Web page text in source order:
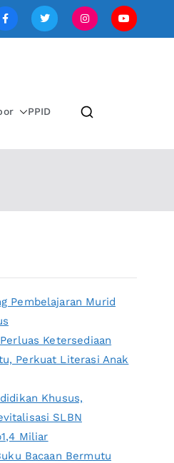
PPID
Pembelajaran Murid
Ketersediaan
Perkuat Literasi Anak
Khusus,
SLBN
Miliar
Bacaan Bermutu